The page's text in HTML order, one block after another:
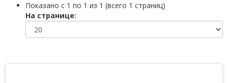
Показано с 1 по 1 из 1 (всего 1 страниц)
На странице: